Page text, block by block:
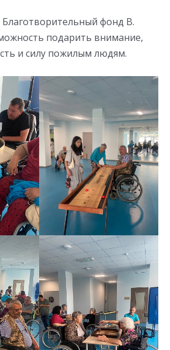
фонд В.
подарить внимание,
и силу пожилым людям.